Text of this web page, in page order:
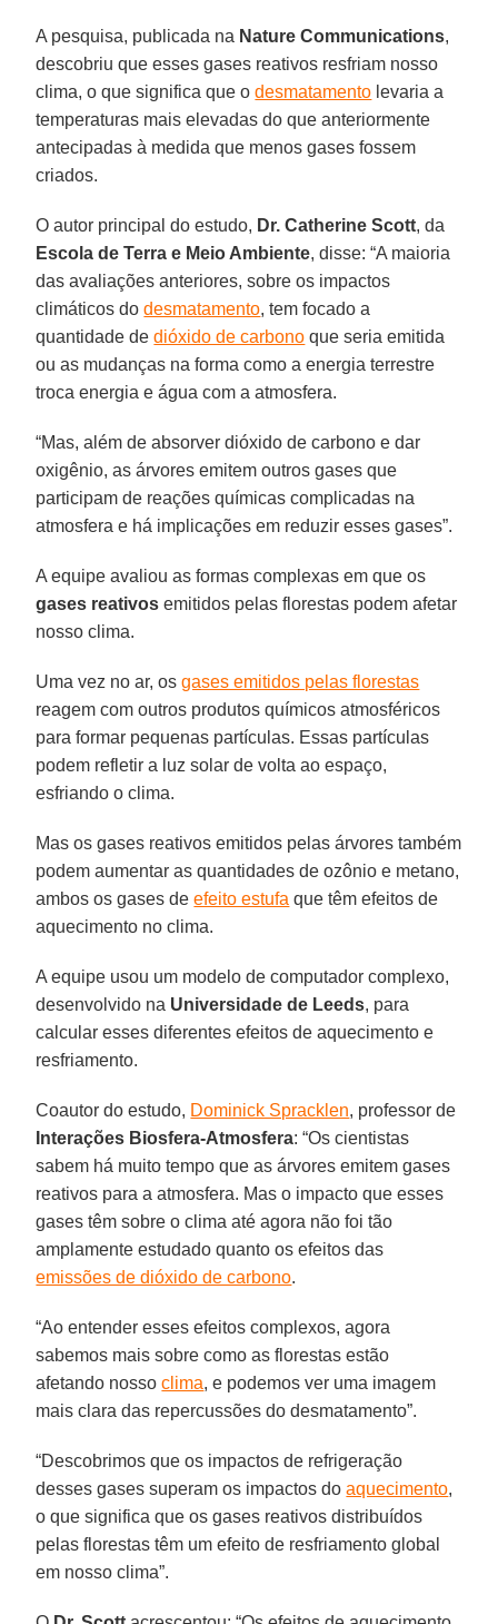
A pesquisa, publicada na Nature Communications,
descobriu que esses gases reativos resfriam nosso
clima, o que significa que odesmatamento levaria a
temperaturas mais elevadas do que anteriormente
antecipadas à medida que menos gases fossem
criados.
O autor principal do estudo, Dr. Catherine Scott, da
Escola de Terra e Meio Ambiente, disse: “A maioria
das avaliações anteriores, sobre os impactos
climáticos dodesmatamento, tem focado a
quantidade dedióxido de carbono que seria emitida
ou as mudanças na forma como a energia terrestre
troca energia e água com a atmosfera.
“Mas, além de absorver dióxido de carbono e dar
oxigênio, as árvores emitem outros gases que
participam de reações químicas complicadas na
atmosfera e há implicações em reduzir esses gases”.
A equipe avaliou as formas complexas em que os
gases reativos emitidos pelas florestas podem afetar
nosso clima.
Uma vez no ar, osgases emitidos pelas florestas
reagem com outros produtos químicos atmosféricos
para formar pequenas partículas. Essas partículas
podem refletir a luz solar de volta ao espaço,
esfriando o clima.
Mas os gases reativos emitidos pelas árvores também
podem aumentar as quantidades de ozônio e metano,
ambos os gases deefeito estufa que têm efeitos de
aquecimento no clima.
A equipe usou um modelo de computador complexo,
desenvolvido na Universidade de Leeds, para
calcular esses diferentes efeitos de aquecimento e
resfriamento.
Coautor do estudo, Dominick Spracklen, professor de
Interações Biosfera-Atmosfera: “Os cientistas
sabem há muito tempo que as árvores emitem gases
reativos para a atmosfera. Mas o impacto que esses
gases têm sobre o clima até agora não foi tão
amplamente estudado quanto os efeitos das
emissões de dióxido de carbono.
“Ao entender esses efeitos complexos, agora
sabemos mais sobre como as florestas estão
afetando nossoclima, e podemos ver uma imagem
mais clara das repercussões do desmatamento”.
“Descobrimos que os impactos de refrigeração
desses gases superam os impactos doaquecimento,
o que significa que os gases reativos distribuídos
pelas florestas têm um efeito de resfriamento global
em nosso clima”.